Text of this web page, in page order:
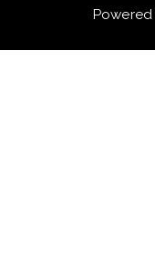
Powered